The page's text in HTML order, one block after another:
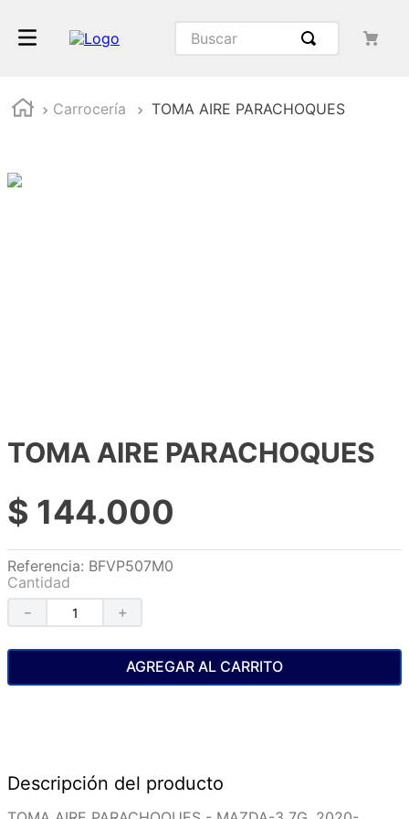
Buscar
Carrocería TOMA AIRE PARACHOQUES
TOMA AIRE PARACHOQUES
$ 144.000
Referencia: BFVP507M0
Cantidad
＋
－
AGREGAR AL CARRITO
Descripción del producto